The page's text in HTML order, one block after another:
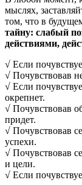
мыслях,
том, что в
тайну: слабый
действиями,
√ Если
√ Почувствовав
√ Если
окрепнет.
√ Почувствовав
придет.
√ Почувствовав
успехи.
√ Почувствовав
и цели.
√ Если